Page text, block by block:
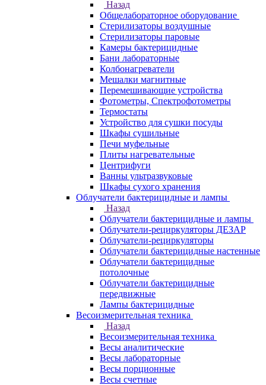
Назад
Общелабораторное оборудование
Стерилизаторы воздушные
Стерилизаторы паровые
Камеры бактерицидные
Бани лабораторные
Колбонагреватели
Мешалки магнитные
Перемешивающие устройства
Фотометры, Спектрофотометры
Термостаты
Устройство для сушки посуды
Шкафы сушильные
Печи муфельные
Плиты нагревательные
Центрифуги
Ванны ультразвуковые
Шкафы сухого хранения
Облучатели бактерицидные и лампы
Назад
Облучатели бактерицидные и лампы
Облучатели-рециркуляторы ДЕЗАР
Облучатели-рециркуляторы
Облучатели бактерицидные настенные
Облучатели бактерицидные
потолочные
Облучатели бактерицидные
передвижные
Лампы бактерицидные
Весоизмерительная техника
Назад
Весоизмерительная техника
Весы аналитические
Весы лабораторные
Весы порционные
Весы счетные